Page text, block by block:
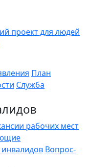
План
Служба
рабочих мест
Вопрос-